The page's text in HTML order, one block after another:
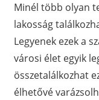
Minél több olyan
lakosság
Legyenek ezek a
városi élet egyik
összetalálkozhat
élhetővé